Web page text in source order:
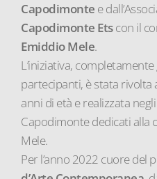
Capodimonte e
Capodimonte Etscon il
Emiddio Mele.
L’iniziativa,
partecipanti, è stata
anni di età e realizzata
Capodimonte dedicati alla
Mele.
Per l’anno 2022 cuore del